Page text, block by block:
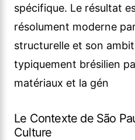
spécifique. Le résultat
résolument moderne
structurelle et son
typiquement brésilien
matériaux et la gén
Le Contexte de São
Culture